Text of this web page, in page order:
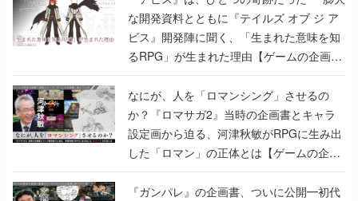
な開発資料とともに『テイルズ オブ ジ ア
ビス』開発陣に聞く、「生まれた意味を知
るRPG」が生まれた理由【ゲームの企画
書】
なにが、人を「ロマンシング」させるの
か？『ロマサガ2』当時の企画書とキャラ
設定画から迫る、河津秋敏がRPGに生み出
した「ロマン」の正体とは【ゲームの企画
書】
『ガンパレ』の企画書、ついに公開━初代